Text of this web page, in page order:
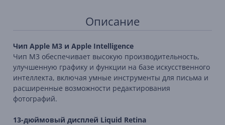
Описание
Чип Apple M3 и Apple Intelligence
Чип M3 обеспечивает высокую производительность,
улучшенную графику и функции на базе искусственного
интеллекта, включая умные инструменты для письма и
расширенные возможности редактирования
фотографий.
13-дюймовый дисплей Liquid Retina